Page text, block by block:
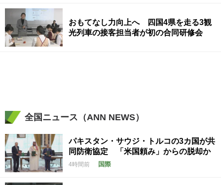
おもてなし力向上へ 四国4県を走る3観
光列車の接客担当者が初の合同研修会
全国ニュース（ANN NEWS）
パキスタン・サウジ・トルコの3カ国が共
同防衛協定 「米国頼み」からの脱却か
4時間前 国際